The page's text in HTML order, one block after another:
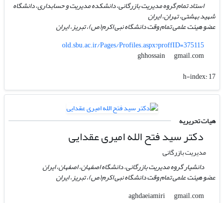
استاد تمام گروه مدیریت بازرگانی، دانشکده مدیریت و حسابداری، دانشگاه
شهید بهشتی، تهران، ایران
عضو هیئت علمی تمام وقت دانشگاه نبی اکرم(ص)، تبریز، ایران
old.sbu.ac.ir/Pages/Profiles.aspx?proffID=375115
ghhossain
gmail.com
h-index:17
هیات تحریریه
دکتر سید فتح الله امیری عقدایی
مدیریت بازرگانی
دانشیار گروه مدیریت بازرگانی، دانشگاه اصفهان، اصفهان، ایران
عضو هیئت علمی تمام وقت دانشگاه نبی اکرم(ص)، تبریز، ایران
aghdaeiamiri
gmail.com